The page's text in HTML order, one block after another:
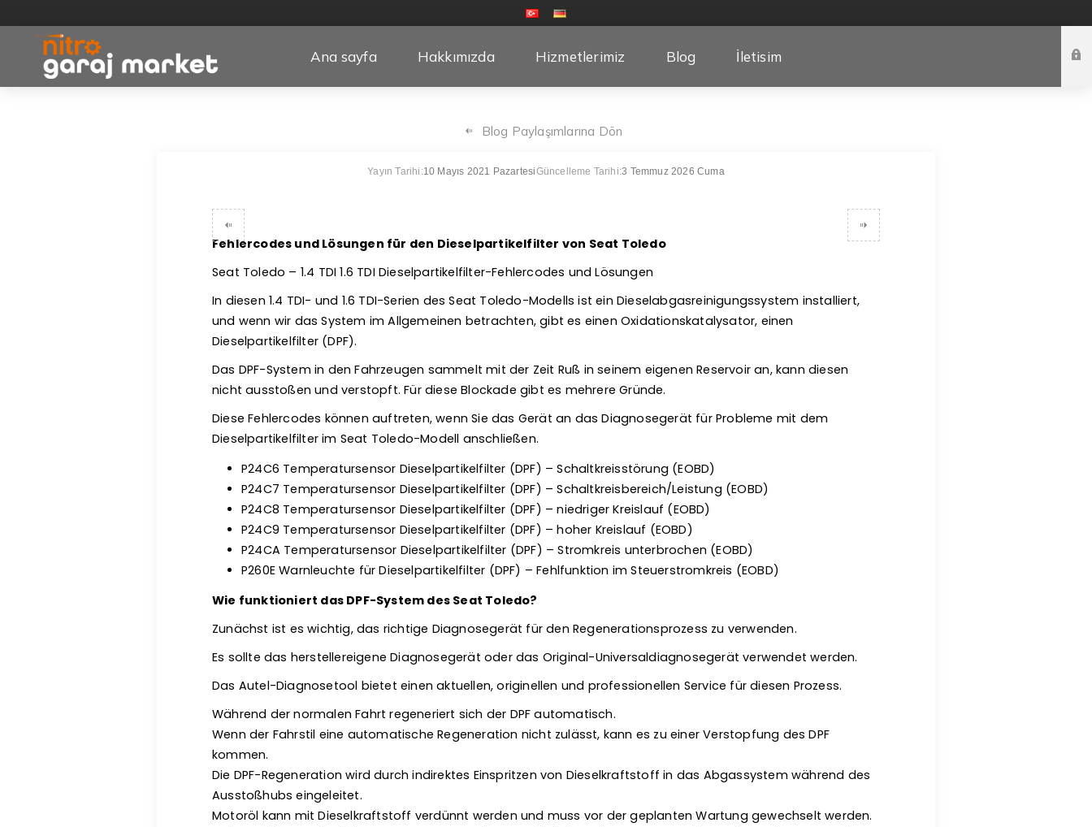
Ana sayfa Hakkımızda Hizmetlerimiz Blog İletisim
Blog Paylaşımlarına Dön
Yayın Tarihi:10 Mayıs 2021 PazartesiGüncelleme Tarihi:3 Temmuz 2026 Cuma
Fehlercodes und Lösungen für den Dieselpartikelfilter von Seat Toledo
Seat Toledo – 1.4 TDI 1.6 TDI Dieselpartikelfilter-Fehlercodes und Lösungen
In diesen 1.4 TDI- und 1.6 TDI-Serien des Seat Toledo-Modells ist ein Dieselabgasreinigungssystem installiert,
und wenn wir das System im Allgemeinen betrachten, gibt es einen Oxidationskatalysator, einen
Dieselpartikelfilter (DPF).
Das DPF-System in den Fahrzeugen sammelt mit der Zeit Ruß in seinem eigenen Reservoir an, kann diesen
nicht ausstoßen und verstopft. Für diese Blockade gibt es mehrere Gründe.
Diese Fehlercodes können auftreten, wenn Sie das Gerät an das Diagnosegerät für Probleme mit dem
Dieselpartikelfilter im Seat Toledo-Modell anschließen.
P24C6 Temperatursensor Dieselpartikelfilter (DPF) – Schaltkreisstörung (EOBD)
P24C7 Temperatursensor Dieselpartikelfilter (DPF) – Schaltkreisbereich/Leistung (EOBD)
P24C8 Temperatursensor Dieselpartikelfilter (DPF) – niedriger Kreislauf (EOBD)
P24C9 Temperatursensor Dieselpartikelfilter (DPF) – hoher Kreislauf (EOBD)
P24CA Temperatursensor Dieselpartikelfilter (DPF) – Stromkreis unterbrochen (EOBD)
P260E Warnleuchte für Dieselpartikelfilter (DPF) – Fehlfunktion im Steuerstromkreis (EOBD)
Wie funktioniert das DPF-System des Seat Toledo?
Zunächst ist es wichtig, das richtige Diagnosegerät für den Regenerationsprozess zu verwenden.
Es sollte das herstellereigene Diagnosegerät oder das Original-Universaldiagnosegerät verwendet werden.
Das Autel-Diagnosetool bietet einen aktuellen, originellen und professionellen Service für diesen Prozess.
Während der normalen Fahrt regeneriert sich der DPF automatisch.
Wenn der Fahrstil eine automatische Regeneration nicht zulässt, kann es zu einer Verstopfung des DPF
kommen.
Die DPF-Regeneration wird durch indirektes Einspritzen von Dieselkraftstoff in das Abgassystem während des
Ausstoßhubs eingeleitet.
Motoröl kann mit Dieselkraftstoff verdünnt werden und muss vor der geplanten Wartung gewechselt werden.